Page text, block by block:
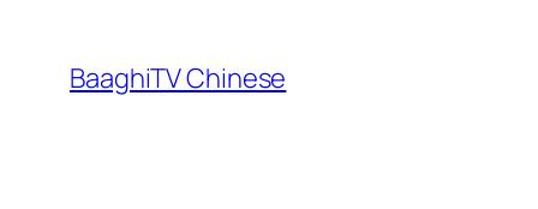
content
BaaghiTV Chinese